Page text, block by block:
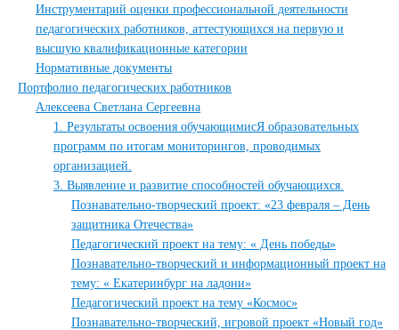
Инструментарий оценки профессиональной деятельности
педагогических работников, аттестующихся на первую и
высшую квалификационные категории
Нормативные документы
Портфолио педагогических работников
Алексеева Светлана Сергеевна
1. Результаты освоения обучающимисЯ образовательных
программ по итогам мониторингов, проводимых
организацией.
3. Выявление и развитие способностей обучающихся.
Познавательно-творческий проект: «23 февраля – День
защитника Отечества»
Педагогический проект на тему: « День победы»
Познавательно-творческий и информационный проект на
тему: « Екатеринбург на ладони»
Педагогический проект на тему «Космос»
Познавательно-творческий, игровой проект «Новый год»